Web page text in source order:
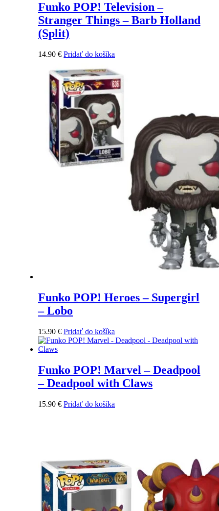
Funko POP! Television –
Stranger Things – Barb Holland
(Split)
14.90 € Pridať do košíka
Funko POP! Heroes – Supergirl
– Lobo
15.90 € Pridať do košíka
Funko POP! Marvel – Deadpool
– Deadpool with Claws
15.90 € Pridať do košíka